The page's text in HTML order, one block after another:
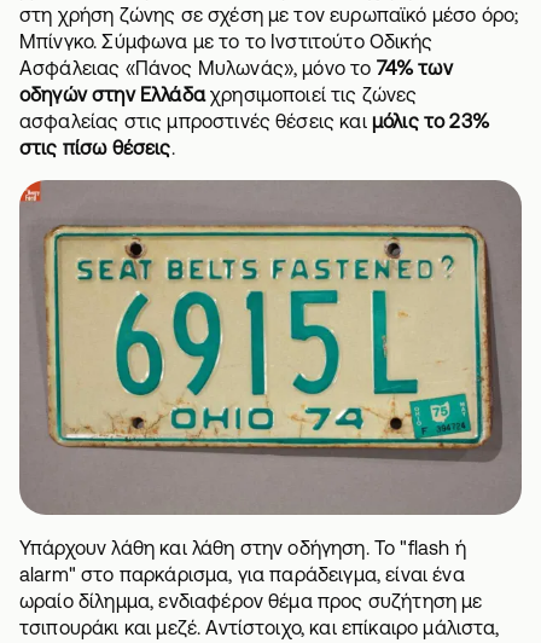
στη χρήση ζώνης σε σχέση με τον ευρωπαϊκό μέσο όρο;
Μπίνγκο. Σύμφωνα με το το Ινστιτούτο Οδικής
Ασφάλειας «Πάνος Μυλωνάς», μόνο το 74% των
οδηγών στην Ελλάδαχρησιμοποιεί τις ζώνες
ασφαλείας στις μπροστινές θέσεις και μόλις το 23%
στις πίσω θέσεις.
Υπάρχουν λάθη και λάθη στην οδήγηση. Το"flash ή
alarm" στο παρκάρισμα, για παράδειγμα, είναι ένα
ωραίο δίλημμα, ενδιαφέρον θέμα προς συζήτηση με
τσιπουράκι και μεζέ. Αντίστοιχο, και επίκαιρο μάλιστα,